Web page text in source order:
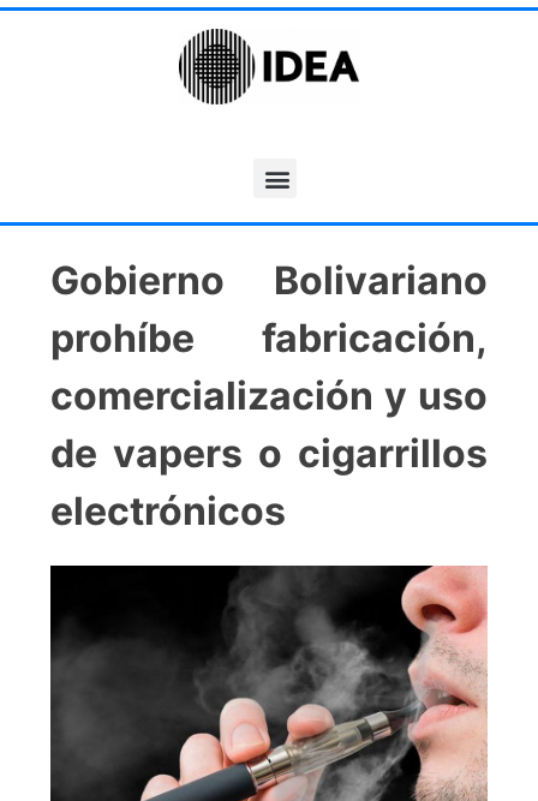
Gobierno Bolivariano
prohíbe fabricación,
comercialización y uso
de vapers o cigarrillos
electrónicos